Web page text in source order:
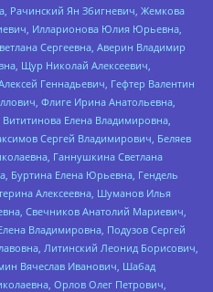
Рачинский Ян Збигневич, Жемкова
Илларионова Юлия Юрьевна,
Сергеевна, Аверин Владимир
Щур Николай Алексеевич,
Геннадьевич, Гефтер Валентин
Флиге Ирина Анатольевна,
Елена Владимировна,
Сергей Владимирович, Беляев
Ганнушкина Светлана
Буртина Елена Юрьевна, Гендель
Алексеевна, Шуманов Илья
Свечников Анатолий Мариевич,
Владимировна, Подузов Сергей
Литинский Леонид Борисович,
Вячеслав Иванович, Шабад
Орлов Олег Петрович,